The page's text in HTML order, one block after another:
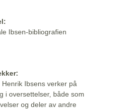
Ibsen-bibliografien
Ibsens verker på
i oversettelser, både som
og deler av andre